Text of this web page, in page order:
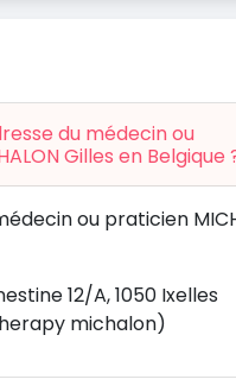
du médecin ou
Gilles en Belgique
ou praticien
12/A, 1050 Ixelles
michalon)